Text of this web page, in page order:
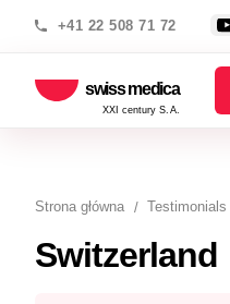
+41 22 508 71 72
swiss medica
XXI century S.A.
Strona główna Testimonials
Switzerland